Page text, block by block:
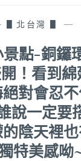
▋北台灣 ▋ —
點-銅鑼
！看到
對會忍
說一定要
陰天裡
特美感呦